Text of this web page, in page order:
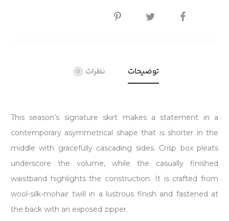
توضیحات نظرات 0
This season’s signature skirt makes a statement in a
contemporary asymmetrical shape that is shorter in the
middle with gracefully cascading sides. Crisp box pleats
underscore the volume, while the casually finished
waistband highlights the construction. It is crafted from
wool-silk-mohair twill in a lustrous finish and fastened at
the back with an exposed zipper.